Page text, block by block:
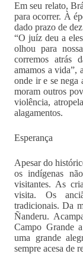
Em seu relato,
para ocorrer. À
dado prazo de
“O juíz deu a
olhou para
corremos atrás
amamos a vida”,
onde ir e se nega
moram outros
violência,
alagamentos.
Esperança
Apesar do
os indígenas
visitantes. As
visita. Os
tradicionais. Da
Ñanderu.
Campo Grande
uma grande
sempre acesa de